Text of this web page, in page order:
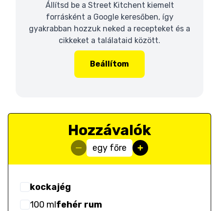
Állítsd be a Street Kitchent kiemelt
forrásként a Google keresőben, így
gyakrabban hozzuk neked a recepteket és a
cikkeket a találataid között.
Beállítom
Hozzávalók
egy főre
kockajég
100 mlfehér rum